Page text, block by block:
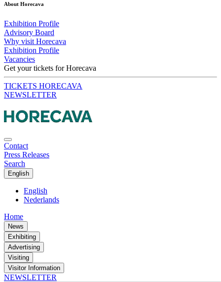
About Horecava
Exhibition Profile
Advisory Board
Why visit Horecava
Exhibition Profile
Vacancies
Get your tickets for Horecava
TICKETS HORECAVA
NEWSLETTER
Contact
Press Releases
Search
English
English
Nederlands
Home
News
Exhibiting
Advertising
Visiting
Visitor Information
NEWSLETTER